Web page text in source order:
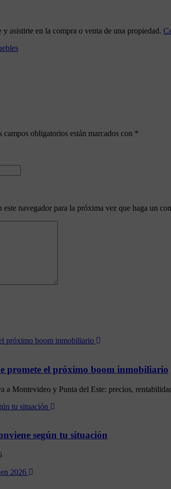
asistirte en la compra o venta de una propiedad.
campos obligatorios están marcados con *
navegador para la próxima vez que haga un
promete el próximo boom inmobiliario
a Montevideo y Punta del Este: precios,
según tu situación